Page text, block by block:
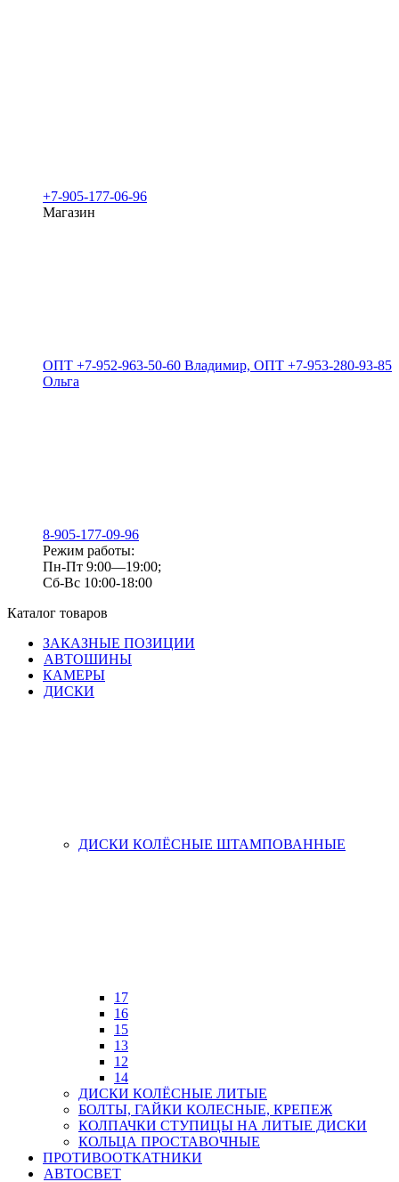
+7-905-177-06-96
Магазин
ОПТ +7-952-963-50-60 Владимир, ОПТ +7-953-280-93-85
Ольга
8-905-177-09-96
Режим работы:
Пн-Пт 9:00—19:00;
Сб-Вс 10:00-18:00
Каталог товаров
ЗАКАЗНЫЕ ПОЗИЦИИ
АВТОШИНЫ
КАМЕРЫ
ДИСКИ
ДИСКИ КОЛЁСНЫЕ ШТАМПОВАННЫЕ
17
16
15
13
12
14
ДИСКИ КОЛЁСНЫЕ ЛИТЫЕ
БОЛТЫ, ГАЙКИ КОЛЕСНЫЕ, КРЕПЕЖ
КОЛПАЧКИ СТУПИЦЫ НА ЛИТЫЕ ДИСКИ
КОЛЬЦА ПРОСТАВОЧНЫЕ
ПРОТИВООТКАТНИКИ
АВТОСВЕТ